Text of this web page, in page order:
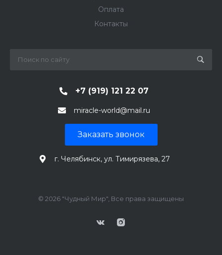
Оплата
Контакты
+7 (919) 121 22 07
miracle-world@mail.ru
Заказать звонок
г. Челябинск, ул. Тимирязева, 27
© 2026 "Чудный Мир", Все права защищены